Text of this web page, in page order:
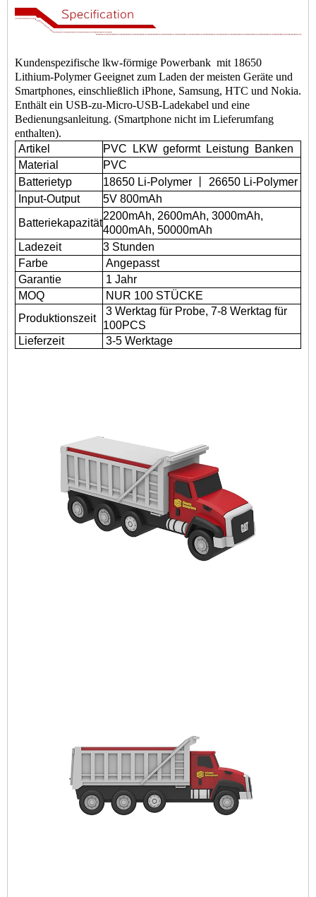
Kundenspezifische lkw-förmige Powerbank mit 18650
Lithium-Polymer Geeignet zum Laden der meisten Geräte und
Smartphones, einschließlich iPhone, Samsung, HTC und Nokia.
Enthält ein USB-zu-Micro-USB-Ladekabel und eine
Bedienungsanleitung. (Smartphone nicht im Lieferumfang
enthalten).
Artikel
PVC LKW geformtLeistung Banken
Material
PVC
Batterietyp
18650 Li-Polymer 丨 26650 Li-Polymer
Input-Output
5V 800mAh
Batteriekapazität
2200mAh, 2600mAh, 3000mAh,
4000mAh, 50000mAh
Ladezeit
3 Stunden
Farbe
Angepasst
Garantie
1 Jahr
MOQ
NUR 100 STÜCKE
Produktionszeit
3 Werktag für Probe, 7-8 Werktag für
100PCS
Lieferzeit
3-5 Werktage